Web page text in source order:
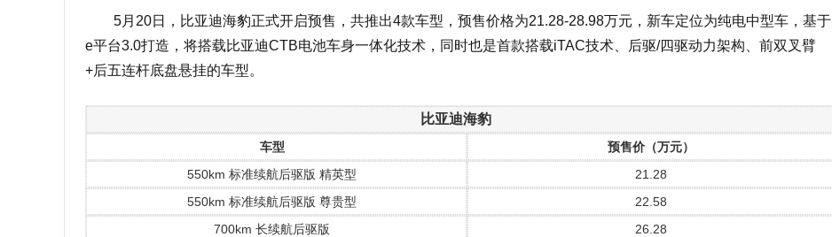
5月20日，比亚迪海豹正式开启预售，共推出4款车型，预售价格为21.28-28.98万元，新车定位为纯电中型车，基于
e平台3.0打造，将搭载比亚迪CTB电池车身一体化技术，同时也是首款搭载iTAC技术、后驱/四驱动力架构、前双叉臂
+后五连杆底盘悬挂的车型。
比亚迪海豹
车型
预售价（万元）
550km 标准续航后驱版 精英型
21.28
550km 标准续航后驱版 尊贵型
22.58
700km 长续航后驱版
26.28